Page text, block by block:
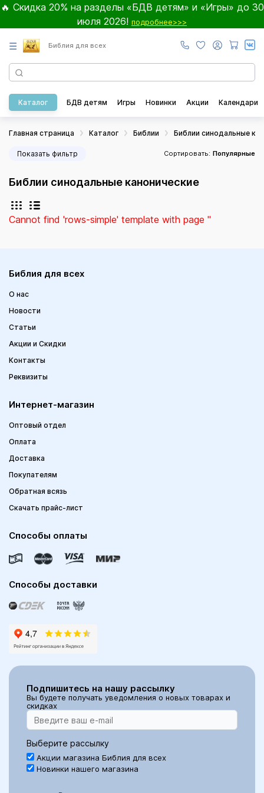
🔥 Скидка 20% на разделы «БДВ детям» и «Игры» до 30
июля 2026! подробнее>>>
☰ Библия для всех
Каталог БДВ детям Игры Новинки Акции Календари
Главная страница Каталог Библии Библии синодальные
Показать фильтр Сортировать: Популярные
Библии синодальные канонические
Cannot find 'rows-simple' template with page ''
Библия для всех
О нас
Новости
Статьи
Акции и Скидки
Контакты
Реквизиты
Интернет-магазин
Оптовый отдел
Оплата
Доставка
Покупателям
Обратная всязь
Скачать прайс-лист
Способы оплаты
Способы доставки
Подпишитесь на нашу рассылку
Вы будете получать уведомления о новых товарах и
скидках
Выберите рассылку
Акции магазина Библия для всех
Новинки нашего магазина